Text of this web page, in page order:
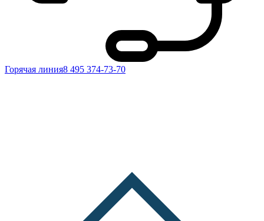
Горячая линия8 495 374-73-70